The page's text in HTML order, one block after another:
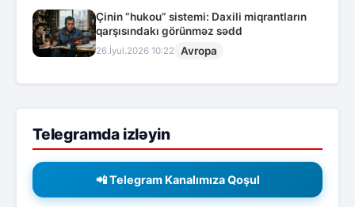
Çinin “hukou” sistemi: Daxili miqrantların
qarşısındakı görünməz sədd
26.İyul.2026 10:22 Avropa
Telegramda izləyin
📲 Telegram Kanalımıza Qoşul